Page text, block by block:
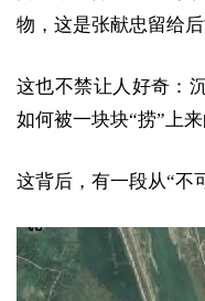
物，这是张献忠留给
这也不禁让人好奇：
如何被一块块“捞”上来
这背后，有一段从“不